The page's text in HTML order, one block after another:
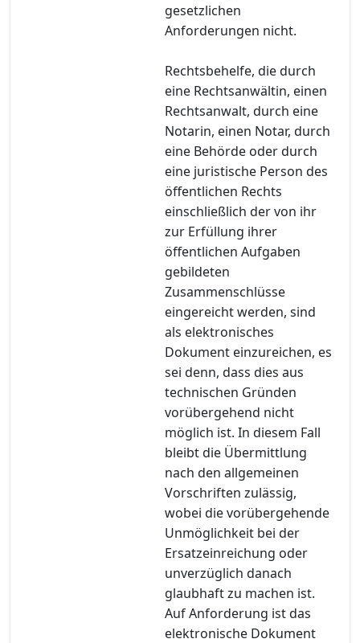
gesetzlichen
Anforderungen nicht.
Rechtsbehelfe, die durch
eine Rechtsanwältin, einen
Rechtsanwalt, durch eine
Notarin, einen Notar, durch
eine Behörde oder durch
eine juristische Person des
öffentlichen Rechts
einschließlich der von ihr
zur Erfüllung ihrer
öffentlichen Aufgaben
gebildeten
Zusammenschlüsse
eingereicht werden, sind
als elektronisches
Dokument einzureichen, es
sei denn, dass dies aus
technischen Gründen
vorübergehend nicht
möglich ist. In diesem Fall
bleibt die Übermittlung
nach den allgemeinen
Vorschriften zulässig,
wobei die vorübergehende
Unmöglichkeit bei der
Ersatzeinreichung oder
unverzüglich danach
glaubhaft zu machen ist.
Auf Anforderung ist das
elektronische Dokument